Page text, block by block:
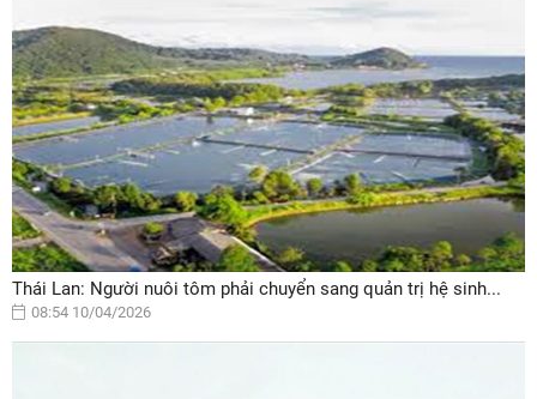
Thái Lan: Người nuôi tôm phải chuyển sang quản trị hệ sinh...
08:54 10/04/2026